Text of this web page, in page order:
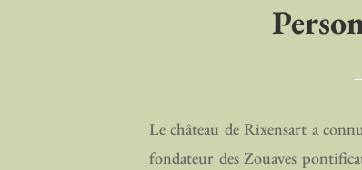
Le château de Rixensart a
fondateur des Zouaves